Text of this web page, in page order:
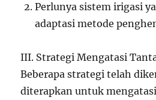
Perlunya sistem irigasi
adaptasi metode
III. Strategi Mengatasi
Beberapa strategi telah
diterapkan untuk